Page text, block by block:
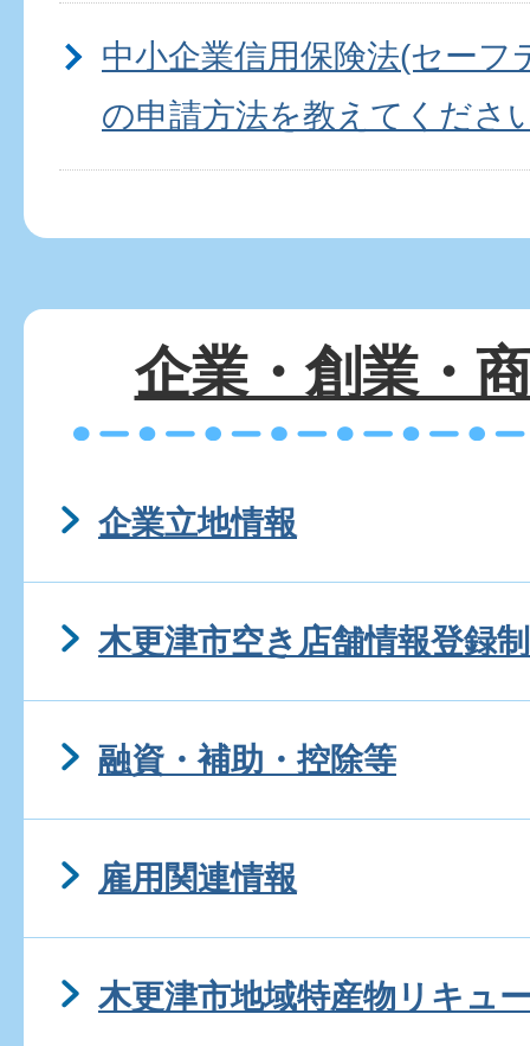
中小企業信用保険法(セーフ
の申請方法を教えてくださ
ついて教えてください
創業塾について教えてくだ
市場に商品を出荷したいが
か。
市場の中に食堂、お菓子・
している店舗はありますか
企業・創業・
企業立地情報
木更津市空き店舗情報登録
融資・補助・控除等
雇用関連情報
木更津市地域特産物リキュ